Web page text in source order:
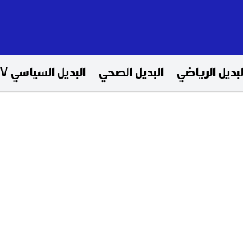
الرياضي البديل الصحي البديل السياسي TV